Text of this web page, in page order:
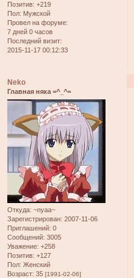
Позитив: +219
Пол: Мужской
Провел на форуме:
7 дней 0 часов
Последний визит:
2015-11-17 00:12:33
Neko
Главная няка =^_^=
Откуда: ~nyaa~
Зарегистрирован: 2007-11-06
Приглашений: 0
Сообщений: 3005
Уважение: +258
Позитив: +127
Пол: Женский
Возраст: 35 [1991-02-06]